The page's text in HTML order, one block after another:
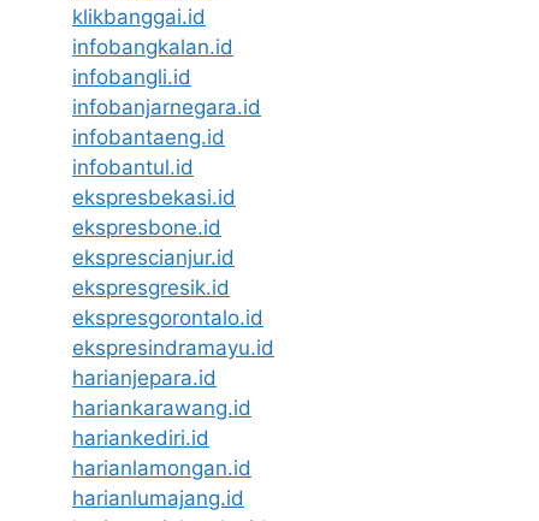
klikbanggai.id
infobangkalan.id
infobangli.id
infobanjarnegara.id
infobantaeng.id
infobantul.id
ekspresbekasi.id
ekspresbone.id
eksprescianjur.id
ekspresgresik.id
ekspresgorontalo.id
ekspresindramayu.id
harianjepara.id
hariankarawang.id
hariankediri.id
harianlamongan.id
harianlumajang.id